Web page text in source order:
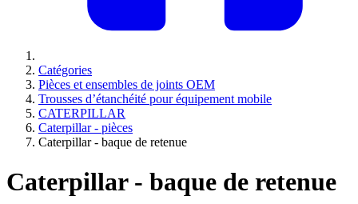
Catégories
Pièces et ensembles de joints OEM
Trousses d’étanchéité pour équipement mobile
CATERPILLAR
Caterpillar - pièces
Caterpillar - baque de retenue
Caterpillar - baque de retenue